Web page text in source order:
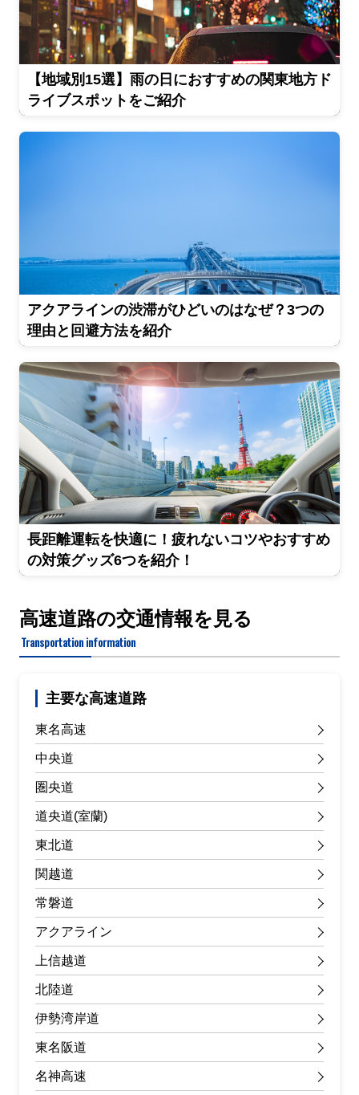
【地域別15選】雨の日におすすめの関東地方ド
ライブスポットをご紹介
アクアラインの渋滞がひどいのはなぜ？3つの
理由と回避方法を紹介
長距離運転を快適に！疲れないコツやおすすめ
の対策グッズ6つを紹介！
高速道路の交通情報を見る
Transportation information
主要な高速道路
東名高速
中央道
圏央道
道央道(室蘭)
東北道
関越道
常磐道
アクアライン
上信越道
北陸道
伊勢湾岸道
東名阪道
名神高速